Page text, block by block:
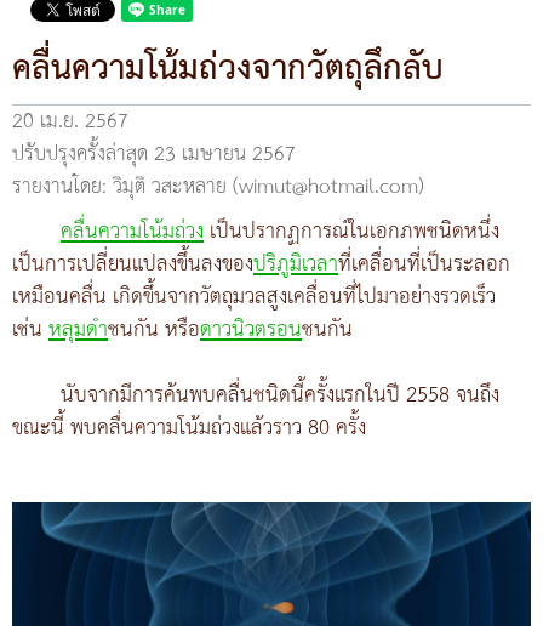
คลื่นความโน้มถ่วงจากวัตถุลึกลับ
20 เม.ย. 2567
ปรับปรุงครั้งล่าสุด 23 เมษายน 2567
รายงานโดย: วิมุติ วสะหลาย (wimut@hotmail.com)
คลื่นความโน้มถ่วงเป็นปรากฏการณ์ในเอกภพชนิดหนึ่ง
เป็นการเปลี่ยนแปลงขึ้นลงของปริภูมิเวลาที่เคลื่อนที่เป็นระลอก
เหมือนคลื่น เกิดขึ้นจากวัตถุมวลสูงเคลื่อนที่ไปมาอย่างรวดเร็ว
เช่นหลุมดำชนกัน หรือดาวนิวตรอนชนกัน
นับจากมีการค้นพบคลื่นชนิดนี้ครั้งแรกในปี 2558 จนถึง
ขณะนี้ พบคลื่นความโน้มถ่วงแล้วราว 80 ครั้ง